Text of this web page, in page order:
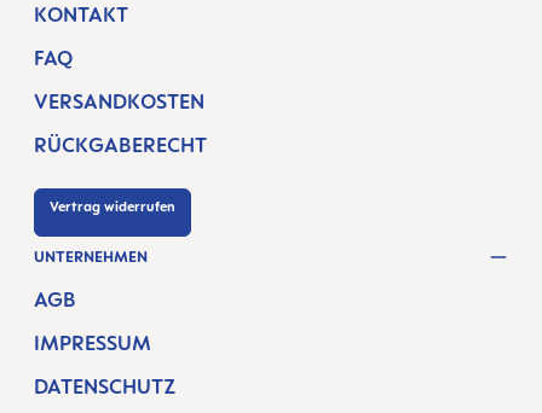
KONTAKT
FAQ
VERSANDKOSTEN
RÜCKGABERECHT
Vertrag widerrufen
UNTERNEHMEN
AGB
IMPRESSUM
DATENSCHUTZ